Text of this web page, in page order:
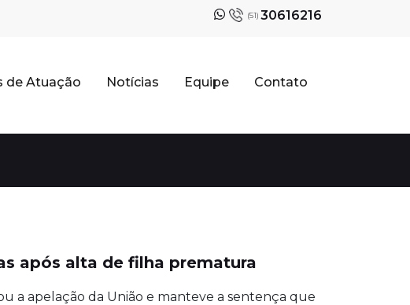
(51) 30616216
de Atuação Notícias Equipe Contato
após alta de filha prematura
a apelação da União e manteve a sentença que